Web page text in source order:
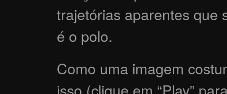
trajetórias aparentes que
é o polo.
Como uma imagem
isso (clique em “Play”